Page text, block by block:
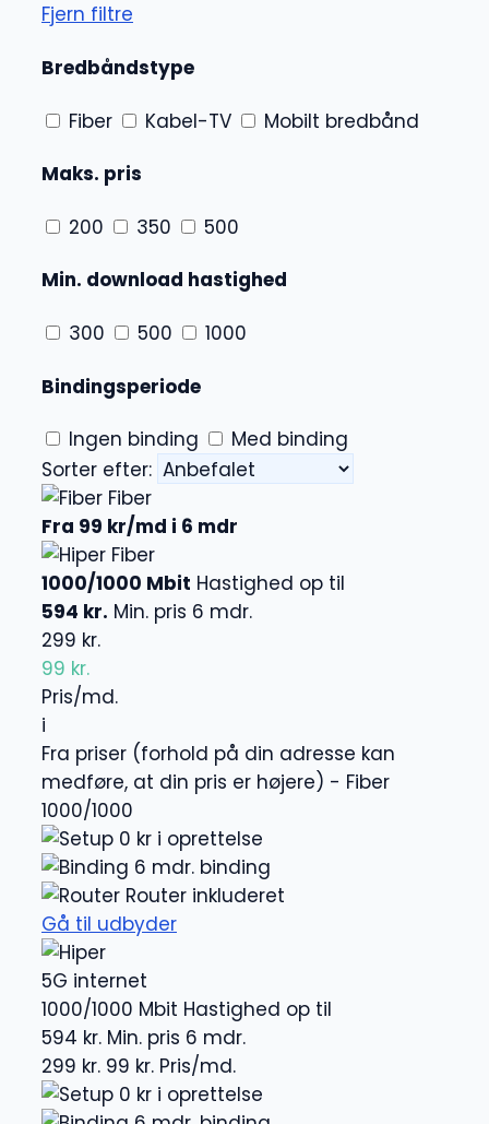
Fjern filtre
Bredbåndstype
Fiber Kabel-TV Mobilt bredbånd
Maks. pris
200 350 500
Min. download hastighed
300 500 1000
Bindingsperiode
Ingen binding
Med binding
Sorter efter:
Fiber
Fra 99 kr/md i 6 mdr
Fiber
1000/1000 Mbit Hastighed op til
594 kr. Min. pris 6 mdr.
299 kr.
99 kr.
Pris/md.
i
Fra priser (forhold på din adresse kan
medføre, at din pris er højere) - Fiber
1000/1000
0 kr i oprettelse
6 mdr. binding
Router inkluderet
Gå til udbyder
5G internet
1000/1000 Mbit Hastighed op til
594 kr. Min. pris 6 mdr.
299 kr. 99 kr. Pris/md.
0 kr i oprettelse